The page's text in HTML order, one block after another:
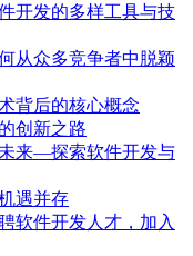
开发的多样工具与技
从众多竞争者中脱颖
背后的核心概念
创新之路
来—探索软件开发与
遇并存
软件开发人才，加入